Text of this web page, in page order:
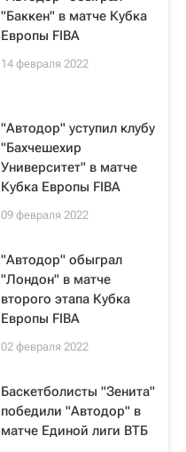
"Баккен" в матче Кубка
Европы FIBA
14 февраля 2022
"Автодор" уступил клубу
"Бахчешехир
Университет" в матче
Кубка Европы FIBA
09 февраля 2022
"Автодор" обыграл
"Лондон" в матче
второго этапа Кубка
Европы FIBA
02 февраля 2022
Баскетболисты "Зенита"
победили "Автодор" в
матче Единой лиги ВТБ